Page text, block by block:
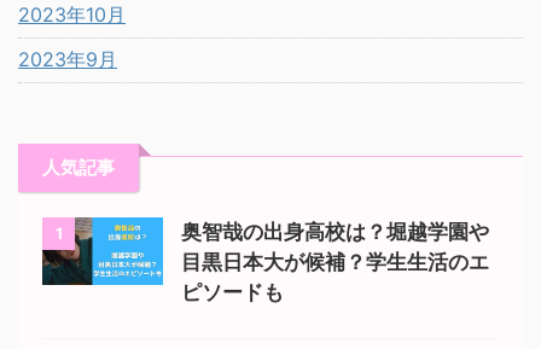
2023年10月
2023年9月
人気記事
1
奥智哉の出身高校は？堀越学園や
目黒日本大が候補？学生生活のエ
ピソードも